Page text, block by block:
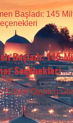
Başladı: 145
Seçenekleri